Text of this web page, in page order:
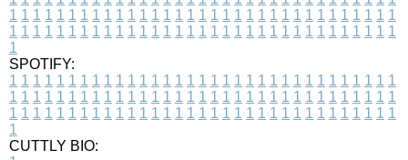
1 1 1 1 1 1 1 1 1 1 1 1 1 1 1 1 1 1 1 1 1 1 1 1 1 1 1 1 1 1 1 1 1
1 1 1 1 1 1 1 1 1 1 1 1 1 1 1 1 1 1 1 1 1 1 1 1 1 1 1 1 1 1 1 1 1
1
SPOTIFY:
1 1 1 1 1 1 1 1 1 1 1 1 1 1 1 1 1 1 1 1 1 1 1 1 1 1 1 1 1 1 1 1 1
1 1 1 1 1 1 1 1 1 1 1 1 1 1 1 1 1 1 1 1 1 1 1 1 1 1 1 1 1 1 1 1 1
1 1 1 1 1 1 1 1 1 1 1 1 1 1 1 1 1 1 1 1 1 1 1 1 1 1 1 1 1 1 1 1 1
1
CUTTLY BIO: